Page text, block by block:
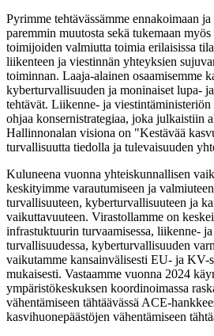
Pyrimme tehtävässämme ennakoimaan
paremmin muutosta sekä tukemaan
toimijoiden valmiutta toimia erilaisissa
liikenteen ja viestinnän yhteyksien
toiminnan. Laaja-alainen osaamisemme
kyberturvallisuuden ja moninaiset lupa-
tehtävät. Liikenne- ja
ohjaa konsernistrategiaa, joka julkaistiin
Hallinnonalan visiona on "Kestävää
turvallisuutta tiedolla ja tulevaisuuden
Kuluneena vuonna yhteiskunnallisen
keskityimme varautumiseen ja
turvallisuuteen, kyberturvallisuuteen ja
vaikuttavuuteen. Virastollamme on
infrastuktuurin turvaamisessa, liikenne-
turvallisuudessa, kyberturvallisuuden
vaikutamme kansainvälisesti EU- ja KV-
mukaisesti. Vastaamme vuonna 2024
ympäristökeskuksen koordinoimassa
vähentämiseen tähtäävässä ACE-
kasvihuonepäästöjen vähentämiseen